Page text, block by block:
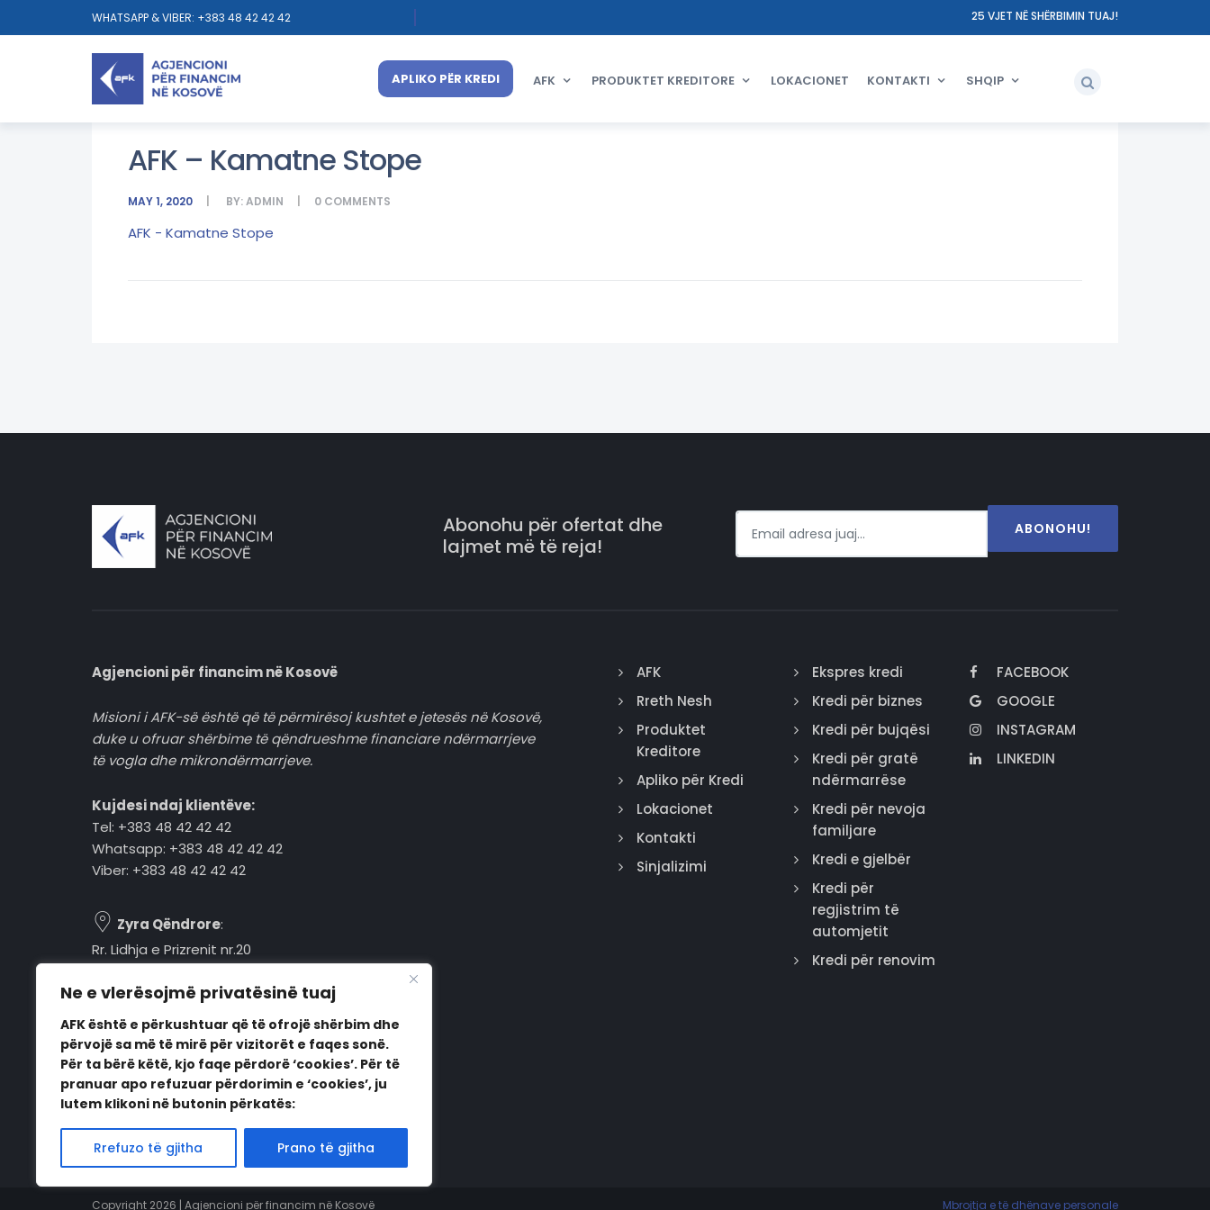
Ne e vlerësojmë privatësinë tuaj
AFK është e përkushtuar që të ofrojë shërbim dhe
përvojë sa më të mirë për vizitorët e faqes sonë.
Për ta bërë këtë, kjo faqe përdorë ‘cookies’. Për të
pranuar apo refuzuar përdorimin e ‘cookies’, ju
lutem klikoni në butonin përkatës:
Rrefuzo të gjitha Prano të gjitha
WHATSAPP & VIBER: +383 48 42 42 42 25 VJET NË SHËRBIMIN TUAJ!
APLIKO PËR KREDI AFK PRODUKTET KREDITORE LOKACIONET KONTAKTI SHQIP
AFK – Kamatne Stope
MAY 1, 2020 BY:ADMIN 0 COMMENTS
AFK - Kamatne Stope
Abonohu për ofertat dhe
lajmet më të reja!
ABONOHU!
Agjencioni për financim në Kosovë
Misioni i AFK-së është që të përmirësoj kushtet e jetesës në Kosovë,
duke u ofruar shërbime të qëndrueshme financiare ndërmarrjeve
të vogla dhe mikrondërmarrjeve.
Kujdesi ndaj klientëve:
Tel: +383 48 42 42 42
Whatsapp: +383 48 42 42 42
Viber: +383 48 42 42 42
Zyra Qëndrore:
Rr. Lidhja e Prizrenit nr.20
Pejë, 30000, Kosovë
Orari i punës:
E hënë - E premte
08:00 - 16:00
AFK
Rreth Nesh
Produktet
Kreditore
Apliko për Kredi
Lokacionet
Kontakti
Sinjalizimi
Ekspres kredi
Kredi për biznes
Kredi për bujqësi
Kredi për gratë
ndërmarrëse
Kredi për nevoja
familjare
Kredi e gjelbër
Kredi për
regjistrim të
automjetit
Kredi për renovim
FACEBOOK
GOOGLE
INSTAGRAM
LINKEDIN
Copyright 2026 | Agjencioni për financim në Kosovë Mbrojtja e të dhënave personale